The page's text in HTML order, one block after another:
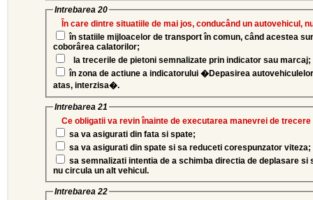
Intrebarea 20
În care dintre situatiile de mai jos, conducând un autovehicul,
în statiile mijloacelor de transport în comun, când acestea
coborârea calatorilor;
la trecerile de pietoni semnalizate prin indicator sau marcaj;
în zona de actiune a indicatorului �Depasirea
atas, interzisa�.
Intrebarea 21
Ce obligatii va revin înainte de executarea manevrei de
sa va asigurati din fata si spate;
sa va asigurati din spate si sa reduceti corespunzator viteza;
sa semnalizati intentia de a schimba directia de deplasare si
nu circula un alt vehicul.
Intrebarea 22